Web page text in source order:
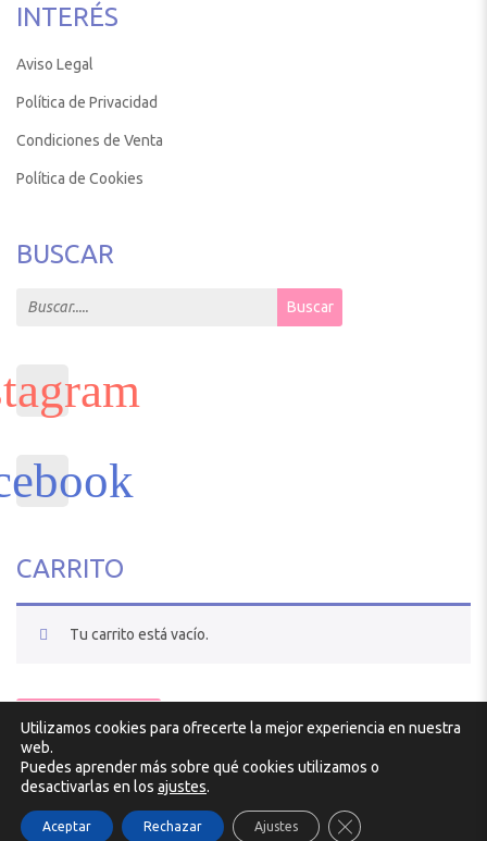
INTERÉS
Aviso Legal
Política de Privacidad
Condiciones de Venta
Política de Cookies
BUSCAR
Search for: Buscar
CARRITO
Tu carrito está vacío.
VOLVER A LA TIENDA
Utilizamos cookies para ofrecerte la mejor experiencia en nuestra
web.
Puedes aprender más sobre qué cookies utilizamos o
desactivarlas en los ajustes.
Aceptar Rechazar Ajustes Cerrar el banner de